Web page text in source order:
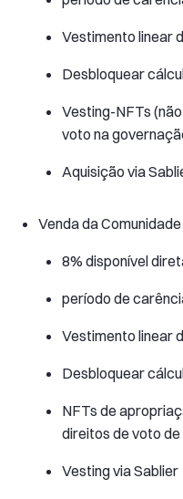
Vestimento linear
Desbloquear
Vesting-NFTs
voto na
Aquisição via
Venda da
8% disponível
período de
Vestimento linear
Desbloquear
NFTs de
direitos de voto
Vesting via Sablier